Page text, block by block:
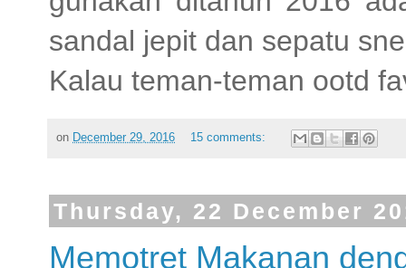
sandal jepit dan sepatu
Kalau teman-teman ootd
on December 29, 2016 15 comments:
Thursday, 22 December
Memotret Makanan